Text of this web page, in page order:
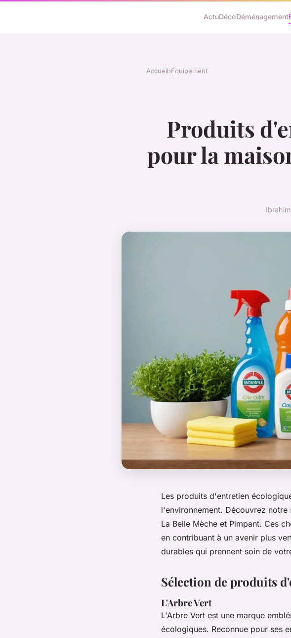
ActuDécoDéménagement
Accueil›Équipement
Produits
pour la
Ibrahim
Les produits d'entretien
l'environnement. Découvrez
La Belle Mèche et Pimpant. Ces
en contribuant à un avenir plus
durables qui prennent soin de
Sélection de produits
L'Arbre Vert
L'Arbre Vert est une marque
écologiques. Reconnue pour ses